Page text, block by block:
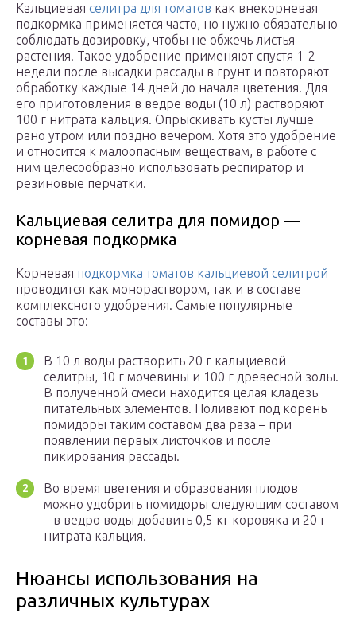
Кальциевая селитра для томатов как внекорневая
подкормка применяется часто, но нужно обязательно
соблюдать дозировку, чтобы не обжечь листья
растения. Такое удобрение применяют спустя 1-2
недели после высадки рассады в грунт и повторяют
обработку каждые 14 дней до начала цветения. Для
его приготовления в ведре воды (10 л) растворяют
100 г нитрата кальция. Опрыскивать кусты лучше
рано утром или поздно вечером. Хотя это удобрение
и относится к малоопасным веществам, в работе с
ним целесообразно использовать респиратор и
резиновые перчатки.
Кальциевая селитра для помидор —
корневая подкормка
Корневая подкормка томатов кальциевой селитрой
проводится как монораствором, так и в составе
комплексного удобрения. Самые популярные
составы это:
В 10 л воды растворить 20 г кальциевой
селитры, 10 г мочевины и 100 г древесной золы.
В полученной смеси находится целая кладезь
питательных элементов. Поливают под корень
помидоры таким составом два раза – при
появлении первых листочков и после
пикирования рассады.
Во время цветения и образования плодов
можно удобрить помидоры следующим составом
– в ведро воды добавить 0,5 кг коровяка и 20 г
нитрата кальция.
Нюансы использования на
различных культурах